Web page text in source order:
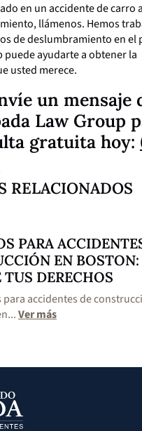
en un accidente de carro
llámenos. Hemos
de deslumbramiento en el
puede ayudarte a obtener la
usted merece.
un mensaje
Law Group
gratuita hoy:
RELACIONADOS
PARA
EN BOSTON:
TUS DERECHOS
para accidentes de
Ver más